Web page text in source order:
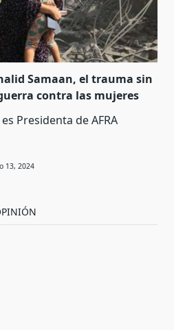
Samaan, el trauma sin
contra las mujeres
Presidenta de AFRA
13, 2024